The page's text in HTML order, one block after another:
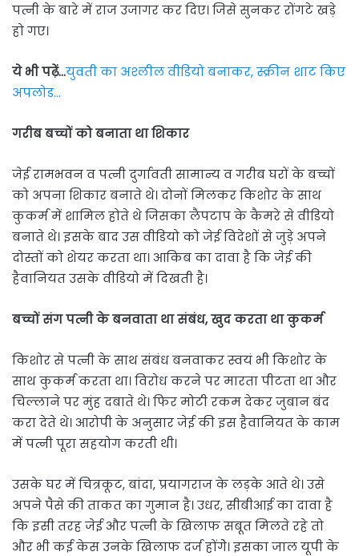
पत्नी के बारे में राज उजागर कर दिए। जिसे सुनकर रोंगटे खड़े
हो गए।
ये भी पढ़ें…युवती का अश्लील वीडियो बनाकर, स्क्रीन शाट किए
अपलोड…
गरीब बच्चों को बनाता था शिकार
जेई रामभवन व पत्नी दुर्गावती सामान्य व गरीब घरों के बच्चों
को अपना शिकार बनाते थे। दोनों मिलकर किशोर के साथ
कुकर्म में शामिल होते थे जिसका लैपटाप के कैमरे से वीडियो
बनाते थे। इसके बाद उस वीडियो को जेई विदेशों से जुड़े अपने
दोस्तों को शेयर करता था। आकिब का दावा है कि जेई की
हैवानियत उसके वीडियो में दिखती है।
बच्चों संग पत्नी के बनवाता था संबंध, खुद करता था कुकर्म
किशोर से पत्नी के साथ संबंध बनवाकर स्वयं भी किशोर के
साथ कुकर्म करता था। विरोध करने पर मारता पीटता था और
चिल्लाने पर मुंह दबाते थे। फिर मोटी रकम देकर जुबान बंद
करा देते थे। आरोपी के अनुसार जेई की इस हैवानियत के काम
में पत्नी पूरा सहयोग करती थी।
उसके घर में चित्रकूट, बांदा, प्रयागराज के लड़के आते थे। उसे
अपने पैसे की ताकत का गुमान है। उधर, सीबीआई का दावा है
कि इसी तरह जेई और पत्नी के खिलाफ सबूत मिलते रहे तो
और भी कई केस उनके खिलाफ दर्ज होंगेे। इसका जाल यूपी के